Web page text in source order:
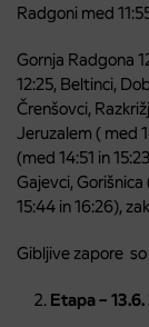
Radgoni med
Gornja Radgona
12:25, Beltinci,
Črenšovci,
Jeruzalem ( med
(med 14:51 in
Gajevci,
15:44 in 16:26),
Gibljive zapore
Etapa –